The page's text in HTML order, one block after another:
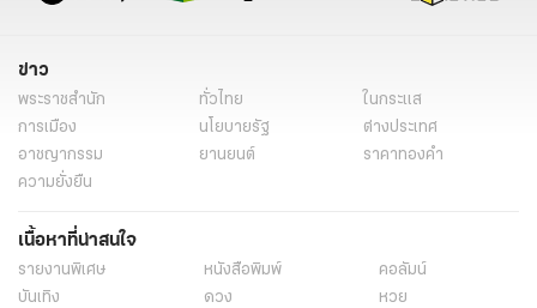
ข่าว
พระราชสำนัก ทั่วไทย
ในกระแส
การเมือง
นโยบายรัฐ
ต่างประเทศ
อาชญากรรม
ยานยนต์
ราคาทองคำ
ความยั่งยืน
เนื้อหาที่น่าสนใจ
รายงานพิเศษ หนังสือพิมพ์
คอลัมน์
บันเทิง
ดวง
หวย